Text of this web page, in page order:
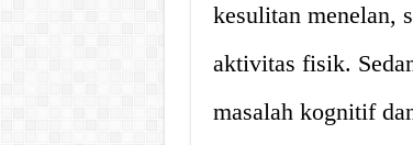
kesulitan menelan,
aktivitas fisik.
masalah kognitif